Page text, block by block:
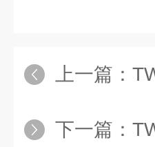
上一篇：
下一篇：